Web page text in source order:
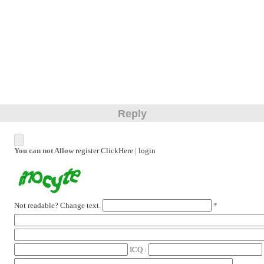
Reply
You can not Allow register ClickHere| login
Not readable? Change text.
*
ICQ :